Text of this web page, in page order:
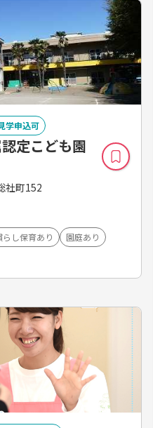
学申込可
定こども園
社町152
らし保育あり
園庭あり